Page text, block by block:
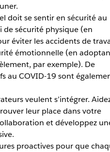
doit se sentir en sécurité au
de sécurité physique (en
éviter les accidents de
émotionnelle (en
par exemple). De
au COVID-19 sont
veulent s’intégrer.
leur place dans votre
et développez
proactives pour que